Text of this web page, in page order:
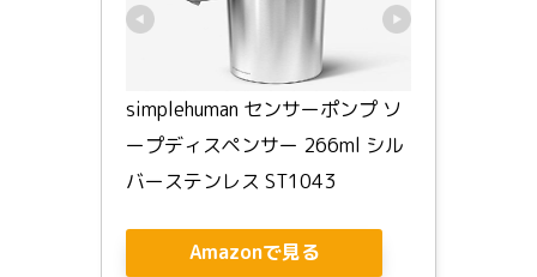
simplehuman センサーポンプ ソ
ープディスペンサー 266ml シル
バーステンレス ST1043
Amazonで見る